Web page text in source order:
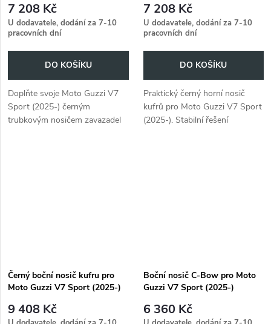
7 208 Kč
U dodavatele, dodání za 7-10
pracovních dní
DO KOŠÍKU
Doplňte svoje Moto Guzzi V7
Sport (2025-) černým
trubkovým nosičem zavazadel
7 208 Kč
U dodavatele, dodání za 7-10
pracovních dní
DO KOŠÍKU
Praktický černý horní nosič
kufrů pro Moto Guzzi V7 Sport
(2025-). Stabilní řešení
Černý boční nosič kufru pro
Moto Guzzi V7 Sport (2025-)
9 408 Kč
Boční nosič C-Bow pro Moto
Guzzi V7 Sport (2025-)
6 360 Kč